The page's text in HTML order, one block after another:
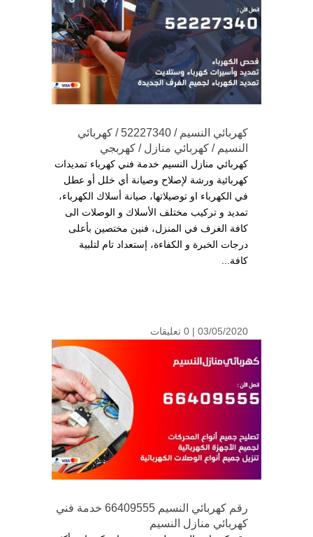
كهربائي النسيم / 52227340 / كهربائي
النسيم / كهربائي منازل / كهربجي
كهربائي منازل النسيم خدمة فني كهرباء تمديدات
كهربائية ورشة لإصلاح وصيانة أي خلل أو عطل
في الكهرباء او توصيلاتها، صيانة أسلاك الكهرباء،
تمديد و تركيب مختلف الأسلاك و الوصلات الى
كافة الغرف في المنزل، فنين مختصين بأعلى
درجات الخبرة و الكفاءة، إستعداد تام لتلبية
كافة...
03/05/2020 | 0 تعليقات
رقم كهربائي النسيم 66409555 خدمة فني
كهربائي منازل النسيم